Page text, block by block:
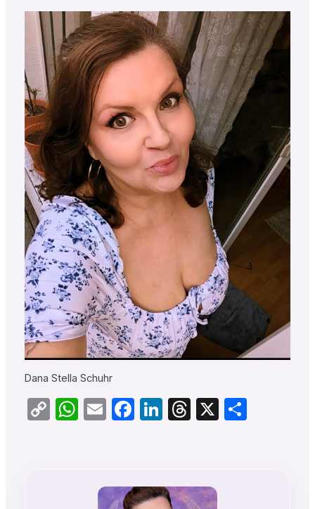
Dana Stella Schuhr
CopyWhatsApp
EmailFacebook
LinkedIn
Threads
X Teilen